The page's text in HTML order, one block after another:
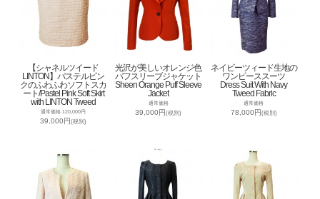
【シャネルツイード
LINTON】パステルピン
クのふわふわソフトスカ
ート/Pastel Pink Soft Skirt
with LINTON Tweed
通常価格 120,000円
39,000円(税別)
光沢が美しいオレンジ色
パフスリーブジャケット
Sheen Orange Puff Sleeve
Jacket
通常価格
39,000円(税別)
ネイビーツィード生地の
ワンピーススーツ
Dress Suit With Navy
Tweed Fabric
通常価格
78,000円(税別)